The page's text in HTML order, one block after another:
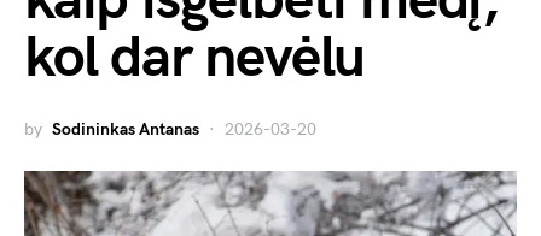
kol dar nevėlu
by Sodininkas Antanas 2026-03-20